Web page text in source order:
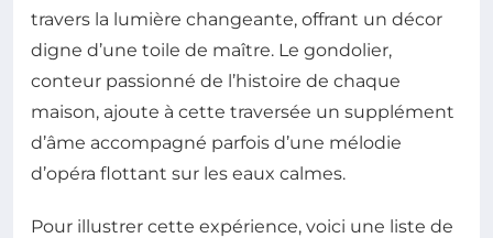
travers la lumière changeante, offrant un décor
digne d’une toile de maître. Le gondolier,
conteur passionné de l’histoire de chaque
maison, ajoute à cette traversée un supplément
d’âme accompagné parfois d’une mélodie
d’opéra flottant sur les eaux calmes.
Pour illustrer cette expérience, voici une liste de